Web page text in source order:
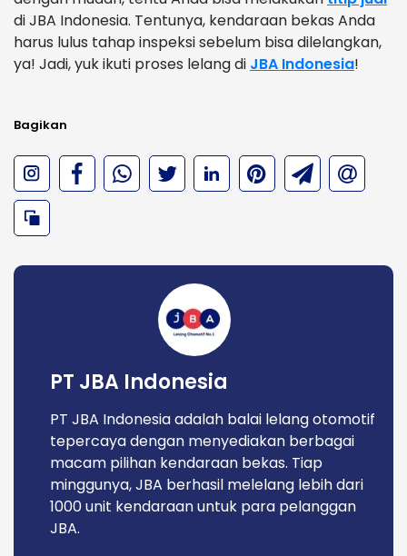
di JBA Indonesia. Tentunya, kendaraan bekas Anda
harus lulus tahap inspeksi sebelum bisa dilelangkan,
ya! Jadi, yuk ikuti proses lelang di JBA Indonesia!
Bagikan
PT JBA Indonesia
PT JBA Indonesia adalah balai lelang otomotif
tepercaya dengan menyediakan berbagai
macam pilihan kendaraan bekas. Tiap
minggunya, JBA berhasil melelang lebih dari
1000 unit kendaraan untuk para pelanggan
JBA.